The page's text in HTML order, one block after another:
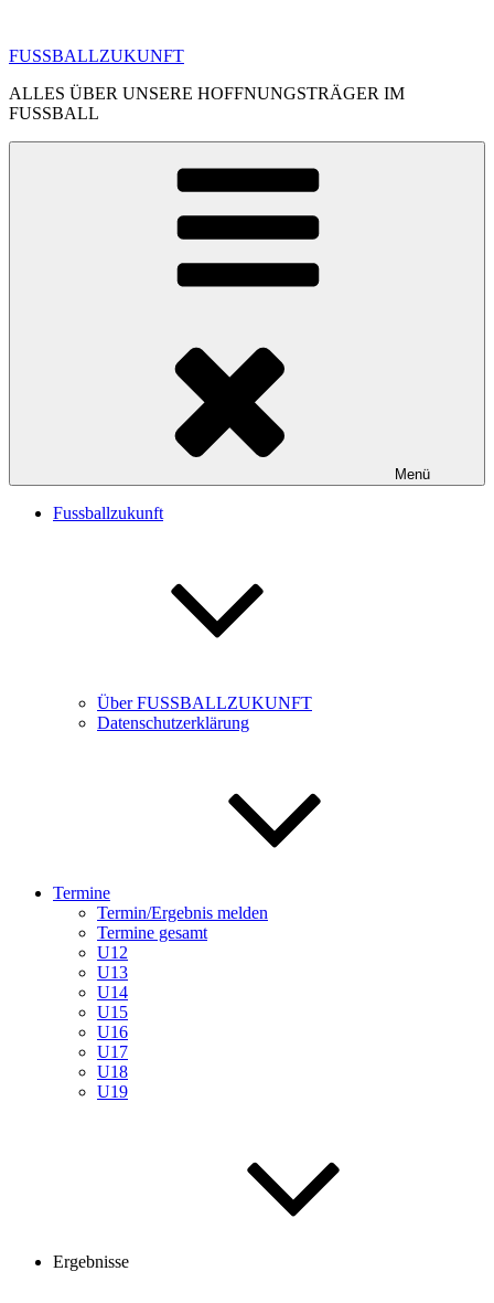
springen
FUSSBALLZUKUNFT
ALLES ÜBER UNSERE HOFFNUNGSTRÄGER IM
FUSSBALL
Menü
Fussballzukunft
Über FUSSBALLZUKUNFT
Datenschutzerklärung
Termine
Termin/Ergebnis melden
Termine gesamt
U12
U13
U14
U15
U16
U17
U18
U19
Ergebnisse